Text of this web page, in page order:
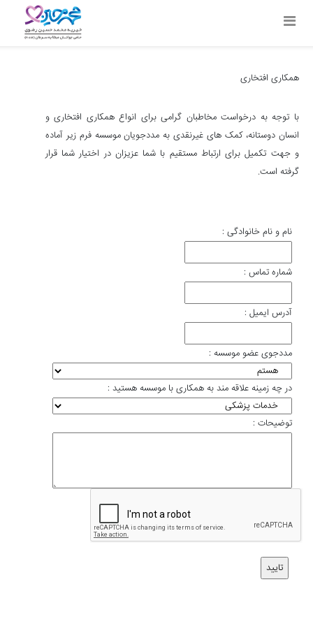
همکاری افتخاری‌
با توجه به درخواست مخاطبان گرامی برای انواع همکاری افتخاری و
انسان دوستانه، کمک های غیرنقدی به مددجویان موسسه فرم زیر آماده
و جهت تکمیل برای ارتباط مستقیم با شما عزیزان در اختیار شما قرار
گرفته است.
نام و نام خانوادگی :
شماره تماس :
آدرس ایمیل :
مددجوی عضو موسسه :
در چه زمینه علاقه مند به همکاری با موسسه هستید :
توضیحات :